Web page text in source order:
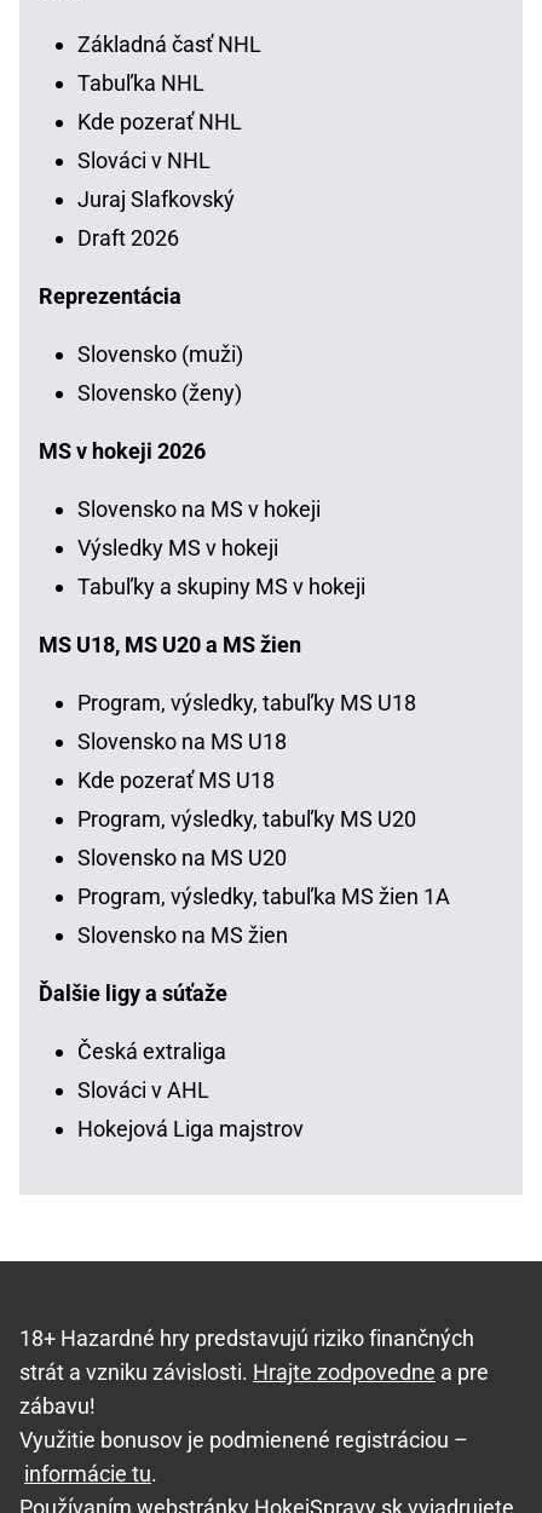
Základná časť NHL
Tabuľka NHL
Kde pozerať NHL
Slováci v NHL
Juraj Slafkovský
Draft 2026
Reprezentácia
Slovensko (muži)
Slovensko (ženy)
MS v hokeji 2026
Slovensko na MS v hokeji
Výsledky MS v hokeji
Tabuľky a skupiny MS v hokeji
MS U18, MS U20 a MS žien
Program, výsledky, tabuľky MS U18
Slovensko na MS U18
Kde pozerať MS U18
Program, výsledky, tabuľky MS U20
Slovensko na MS U20
Program, výsledky, tabuľka MS žien 1A
Slovensko na MS žien
Ďalšie ligy a súťaže
Česká extraliga
Slováci v AHL
Hokejová Liga majstrov
18+ Hazardné hry predstavujú riziko finančných
strát a vzniku závislosti. Hrajte zodpovedne a pre
zábavu!
Využitie bonusov je podmienené registráciou –
informácie tu.
Používaním webstránky HokejSpravy.sk vyjadrujete